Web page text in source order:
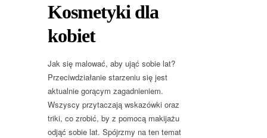
Kosmetyki dla
kobiet
Jak się malować, aby ująć sobie lat?
Przeciwdziałanie starzeniu się jest
aktualnie gorącym zagadnieniem.
Wszyscy przytaczają wskazówki oraz
triki, co zrobić, by z pomocą makijażu
odjąć sobie lat. Spójrzmy na ten temat